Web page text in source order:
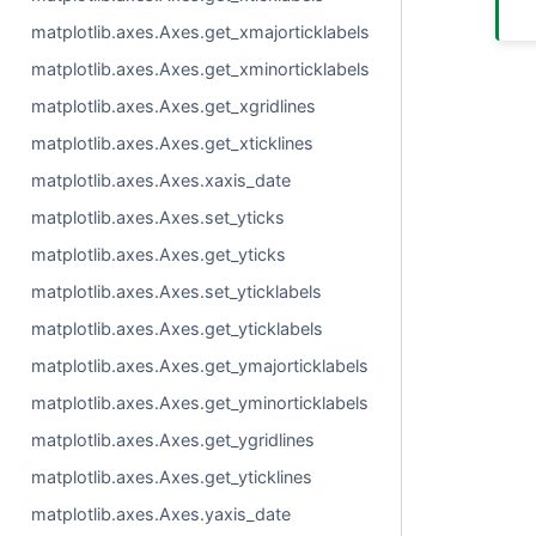
matplotlib.axes.Axes.get_xmajorticklabels
matplotlib.axes.Axes.get_xminorticklabels
matplotlib.axes.Axes.get_xgridlines
matplotlib.axes.Axes.get_xticklines
matplotlib.axes.Axes.xaxis_date
matplotlib.axes.Axes.set_yticks
matplotlib.axes.Axes.get_yticks
matplotlib.axes.Axes.set_yticklabels
matplotlib.axes.Axes.get_yticklabels
matplotlib.axes.Axes.get_ymajorticklabels
matplotlib.axes.Axes.get_yminorticklabels
matplotlib.axes.Axes.get_ygridlines
matplotlib.axes.Axes.get_yticklines
matplotlib.axes.Axes.yaxis_date